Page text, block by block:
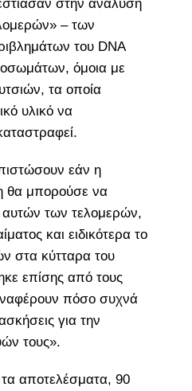
στην ανάλυση
– των
του DNA
όμοια με
τα οποία
υλικό να
εάν η
θα μπορούσε να
αυτών των τελομερών,
και ειδικότερα το
στα κύτταρα του
επίσης από τους
πόσο συχνά
για την
τους».
αποτελέσματα, 90